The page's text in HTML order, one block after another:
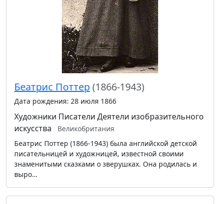
Беатрис Поттер(1866-1943)
Дата рождения: 28 июля 1866
Художники Писатели Деятели изобразительного
искусства
Великобритания
Беатрис Поттер (1866-1943) была английской детской
писательницей и художницей, известной своими
знаменитыми сказками о зверушках. Она родилась и
выро…